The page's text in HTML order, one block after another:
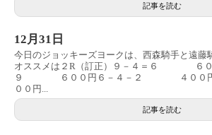
記事を読む
12月31日
今日のジョッキーズヨークは、西森騎手と遠藤
オススメは２R（訂正）９－４＝６ ６０
９ ６００円６－４－２ ４００
００円...
記事を読む